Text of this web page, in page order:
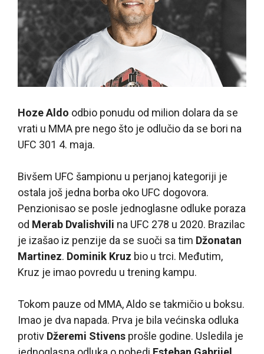
Hoze Aldo odbio ponudu od milion dolara da se
vrati u MMA pre nego što je odlučio da se bori na
UFC 301 4. maja.
Bivšem UFC šampionu u perjanoj kategoriji je
ostala još jedna borba oko UFC dogovora.
Penzionisao se posle jednoglasne odluke poraza
od Merab Dvalishvili na UFC 278 u 2020. Brazilac
je izašao iz penzije da se suoči sa tim Džonatan
Martinez. Dominik Kruz bio u trci. Međutim,
Kruz je imao povredu u trening kampu.
Tokom pauze od MMA, Aldo se takmičio u boksu.
Imao je dva napada. Prva je bila većinska odluka
protiv Džeremi Stivens prošle godine. Usledila je